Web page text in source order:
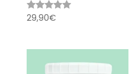
Valutato
29,90€